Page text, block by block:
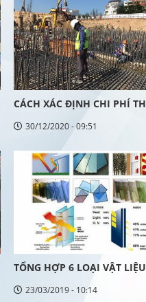
CÁCH XÁC ĐỊNH CHI PHÍ
KẾ DỰ ÁN NHIỀU CÔNG
30/12/2020 - 09:51
TỔNG HỢP 6 LOẠI VẬT
DỰNG MỚI TẠI THỊ
23/03/2019 - 10:14